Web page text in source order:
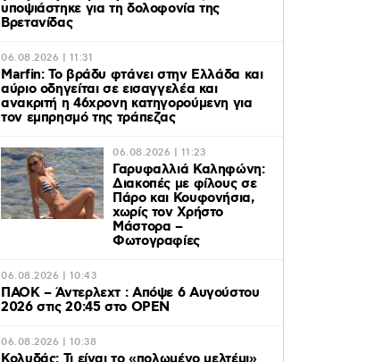
υποψιάστηκε για τη δολοφονία της
Βρετανίδας
06.08.2026 | 11:31
Marfin: Το βράδυ φτάνει στην Ελλάδα και
αύριο οδηγείται σε εισαγγελέα και
ανακριτή η 46χρονη κατηγορούμενη για
τον εμπρησμό της τράπεζας
06.08.2026 | 11:23
Γαρυφαλλιά Καληφώνη:
Διακοπές με φίλους σε
Πάρο και Κουφονήσια,
χωρίς τον Χρήστο
Μάστορα –
Φωτογραφίες
06.08.2026 | 10:43
ΠΑΟΚ – Άντερλεχτ : Απόψε 6 Αυγούστου
2026 στις 20:45 στο ΟΡΕΝ
06.08.2026 | 10:38